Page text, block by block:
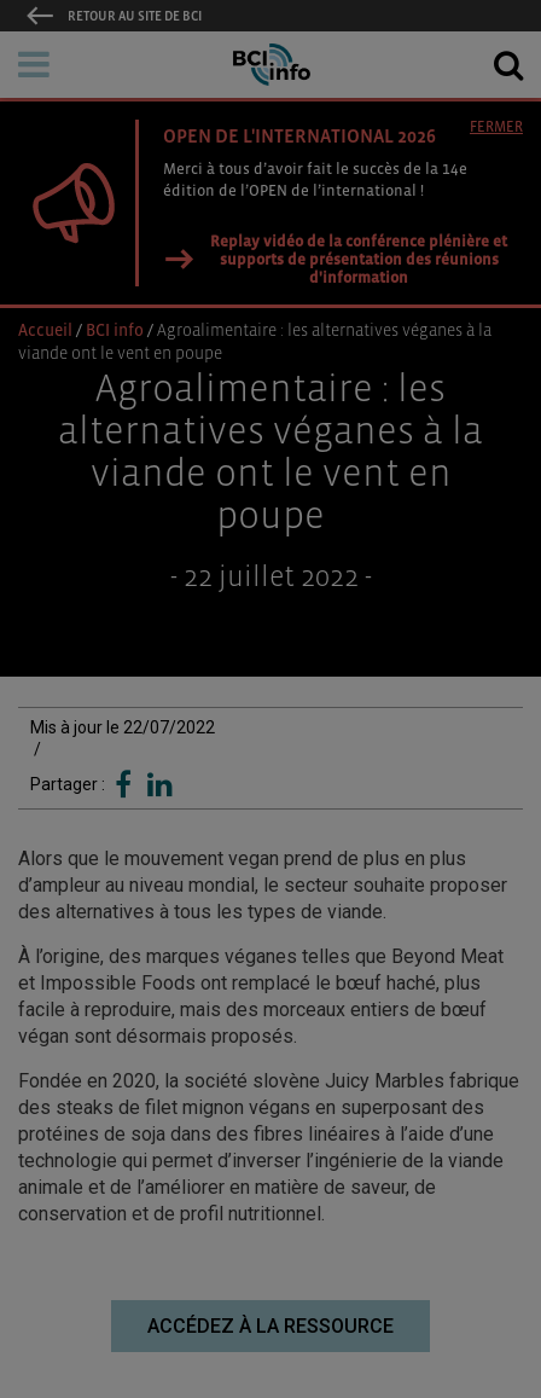
RETOUR AU SITE DE BCI
OPEN DE L'INTERNATIONAL 2026
Merci à tous d’avoir fait le succès de la 14e
édition de l’OPEN de l’international !
Replay vidéo de la conférence plénière et
supports de présentation des réunions
d'information
FERMER
Accueil / BCI info /Agroalimentaire : les alternatives véganes à la
viande ont le vent en poupe
Agroalimentaire : les
alternatives véganes à la
viande ont le vent en
poupe
- 22 juillet 2022 -
Mis à jour le 22/07/2022
/
Partager :
Alors que le mouvement vegan prend de plus en plus
d’ampleur au niveau mondial, le secteur souhaite proposer
des alternatives à tous les types de viande.
À l’origine, des marques véganes telles que Beyond Meat
et Impossible Foods ont remplacé le bœuf haché, plus
facile à reproduire, mais des morceaux entiers de bœuf
végan sont désormais proposés.
Fondée en 2020, la société slovène Juicy Marbles fabrique
des steaks de filet mignon végans en superposant des
protéines de soja dans des fibres linéaires à l’aide d’une
technologie qui permet d’inverser l’ingénierie de la viande
animale et de l’améliorer en matière de saveur, de
conservation et de profil nutritionnel.
ACCÉDEZ À LA RESSOURCE